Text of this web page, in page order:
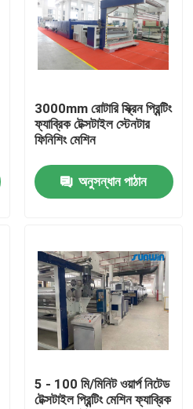
3000mm রোটারি স্ক্রিন প্রিন্টিং
ফ্যাব্রিক টেক্সটাইল স্টেনটার
ফিনিশিং মেশিন
অনুসন্ধান পাঠান
5 - 100 মি/মিনিট ওয়ার্প নিটেড
টেক্সটাইল প্রিন্টিং মেশিন ফ্যাব্রিক